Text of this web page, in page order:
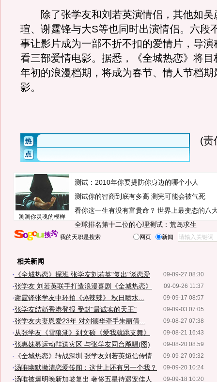
除了张学友和刘若英演情侣，其他如吴
瑄、谢霆锋与大S等也同时出演情侣。六段
事让影片成为一部不折不扣的爱情片，导演
看三部爱情电影。据悉，《全城热恋》将
年初的浪漫档期，将成为春节、情人节档期
影。
(责
测测你灵魂的模样
测试：2010年你要提防你身边的哪个小人
测试你的智商到底有多高 测完可能会被气死
看你这一生有没有富贵命？ 世界上最变态的八
全球排名第十二位的心理测试：荒岛求生
我的天职是搜索 网页 新闻
相关新闻
09-09-27 08:30
· 《全城热恋》探班 张学友刘若英"复出"谈恋爱
09-09-26 11:37
·张学友 刘若英联手打造浪漫喜剧《全城热恋》
09-09-17 08:57
·谢霆锋张学友中环拍《热辣辣》 秋日喷水...
09-09-03 07:05
·张学友结婚香港登报 受封"最诚实的天王"
09-08-27 07:38
·张学友夫妻恩爱23年 对刘德华牵手朱丽倩...
09-08-21 16:43
· 从张学友《雪狼湖》到文硕《爱我就跳支舞》
09-08-20 08:59
·张惠妹募运动鞋送灾区 与张学友同台飚唱(图)
09-09-27 09:32
· 《全城热恋》转战深圳 张学友刘若英短信传情
09-09-20 10:24
·汤唯幽默撇清恋爱传闻：这世上还有另一个我？
09-09-18 10:20
·汤唯被爆明晚新加坡复出 奢侈五星待遇宠佳人